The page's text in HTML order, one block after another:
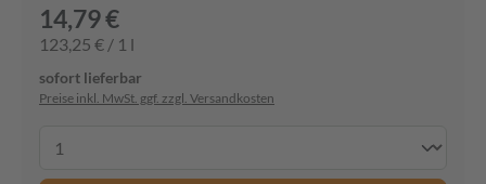
14,79 €
123,25 € / 1 l
sofort lieferbar
Preise inkl. MwSt. ggf. zzgl. Versandkosten